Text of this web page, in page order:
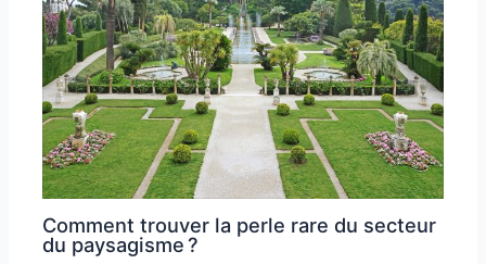
Comment trouver la perle rare du secteur
du paysagisme ?